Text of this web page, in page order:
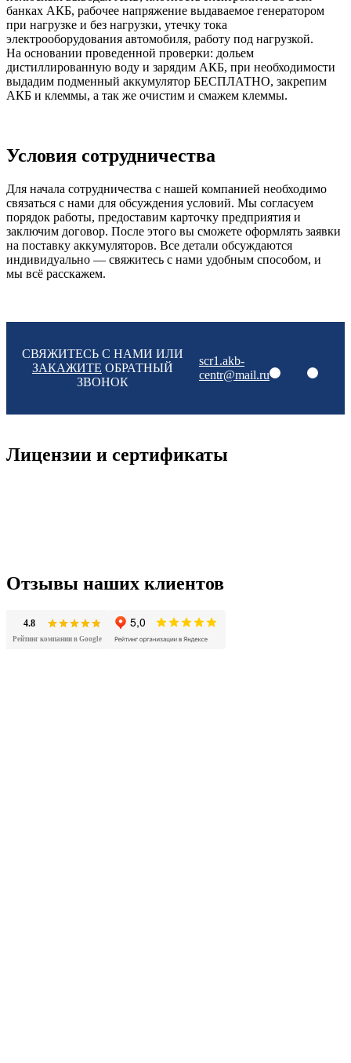
банках АКБ, рабочее напряжение выдаваемое генератором
при нагрузке и без нагрузки, утечку тока
электрооборудования автомобиля, работу под нагрузкой.
На основании проведенной проверки: дольем
дистиллированную воду и зарядим АКБ, при необходимости
выдадим подменный аккумулятор БЕСПЛАТНО, закрепим
АКБ и клеммы, а так же очистим и смажем клеммы.
Условия сотрудничества
Для начала сотрудничества с нашей компанией необходимо
связаться с нами для обсуждения условий. Мы согласуем
порядок работы, предоставим карточку предприятия и
заключим договор. После этого вы сможете оформлять заявки
на поставку аккумуляторов. Все детали обсуждаются
индивидуально — свяжитесь с нами удобным способом, и
мы всё расскажем.
СВЯЖИТЕСЬ С НАМИ ИЛИ
ЗАКАЖИТЕ ОБРАТНЫЙ
ЗВОНОК
scr1.akb-
centr@mail.ru
Лицензии и сертификаты
Отзывы наших клиентов
4.8
Рейтинг компании в Google